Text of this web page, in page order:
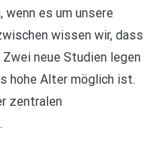
wenn es um unsere
wissen wir, dass
Zwei neue Studien legen
hohe Alter möglich ist.
zentralen